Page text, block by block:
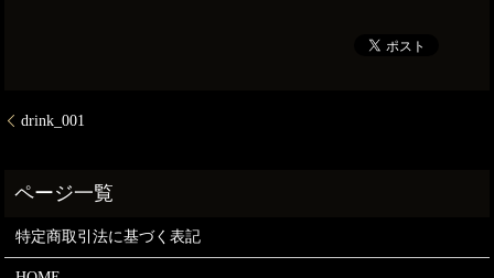
drink_001
特定商取引法に基づく表記